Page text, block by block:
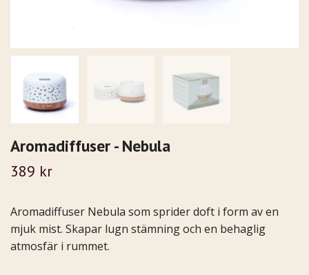
Aromadiffuser - Nebula
389 kr
Aromadiffuser Nebula som sprider doft i form av en
mjuk mist. Skapar lugn stämning och en behaglig
atmosfär i rummet.